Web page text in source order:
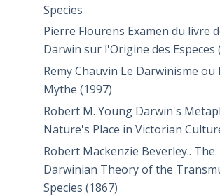
Species
Pierre Flourens Examen du livre
Darwin sur l'Origine des Especes
Remy Chauvin Le Darwinisme ou
Mythe (1997)
Robert M. Young Darwin's
Nature's Place in Victorian
Robert Mackenzie Beverley.. The
Darwinian Theory of the
Species (1867)